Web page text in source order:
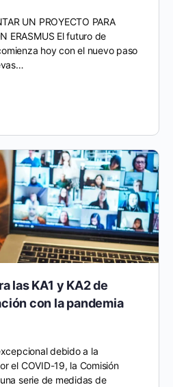
UN PROYECTO PARA
ERASMUS El futuro de
hoy con el nuevo paso
las KA1 y KA2 de
con la pandemia
debido a la
el COVID-19, la Comisión
serie de medidas de